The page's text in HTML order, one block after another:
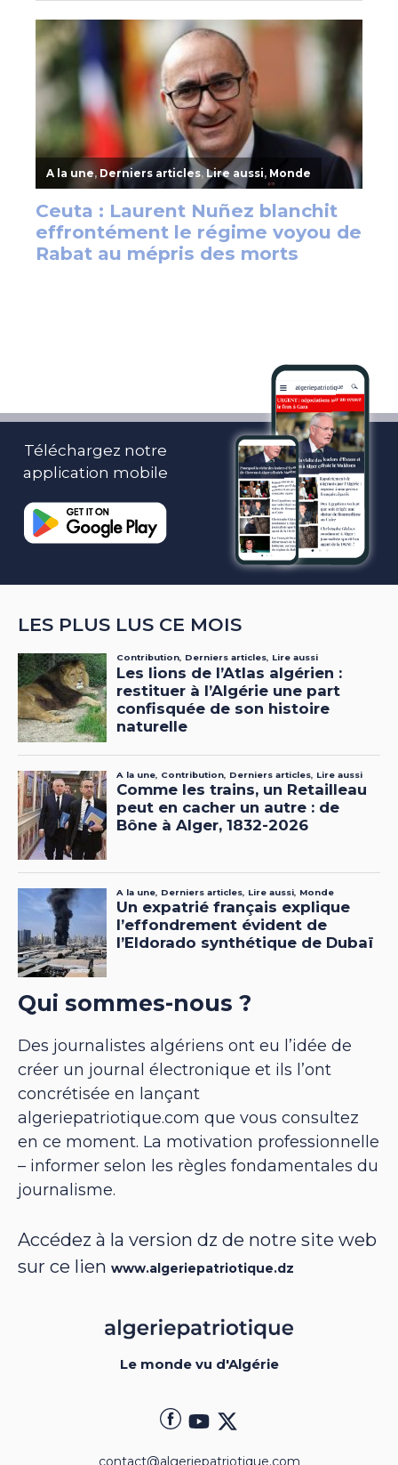
Téléchargez notre
application mobile
LES PLUS LUS CE MOIS
Qui sommes-nous ?
Des journalistes algériens ont eu l’idée de
créer un journal électronique et ils l’ont
concrétisée en lançant
algeriepatriotique.com que vous consultez
en ce moment. La motivation professionnelle
– informer selon les règles fondamentales du
journalisme.
Accédez à la version dz de notre site web
sur ce lien www.algeriepatriotique.dz
Le monde vu d'Algérie
contact@algeriepatriotique.com